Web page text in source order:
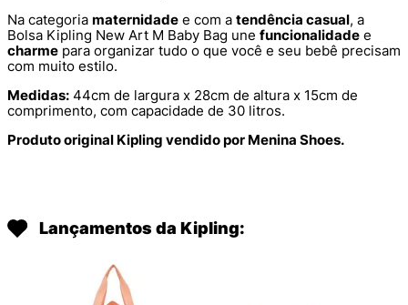
Na categoria maternidade e com a tendência casual, a
Bolsa Kipling New Art M Baby Bag une funcionalidade e
charme para organizar tudo o que você e seu bebê precisam
com muito estilo.
Medidas: 44cm de largura x 28cm de altura x 15cm de
comprimento, com capacidade de 30 litros.
Produto original Kipling vendido por Menina Shoes.
Lançamentos da Kipling: